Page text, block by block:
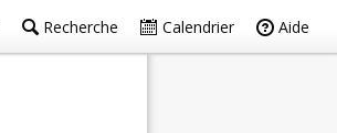
Recherche Calendrier Aide